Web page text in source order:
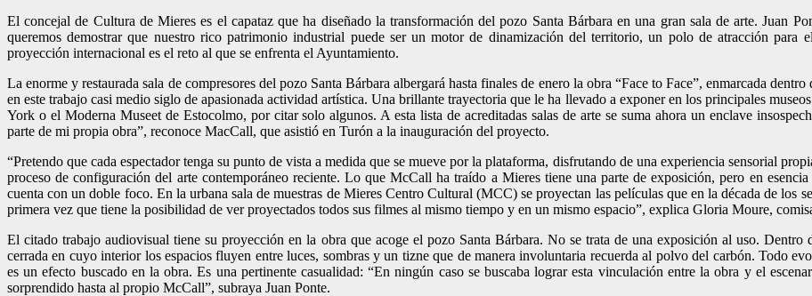
El concejal de Cultura de Mieres es el capataz que ha diseñado la transformación del pozo Santa Bárbara en una gran sala de arte. Juan
queremos demostrar que nuestro rico patrimonio industrial puede ser un motor de dinamización del territorio, un polo de atracción para
proyección internacional es el reto al que se enfrenta el Ayuntamiento.
La enorme y restaurada sala de compresores del pozo Santa Bárbara albergará hasta finales de enero la obra “Face to Face”, enmarcada
en este trabajo casi medio siglo de apasionada actividad artística. Una brillante trayectoria que le ha llevado a exponer en los principales
York o el Moderna Museet de Estocolmo, por citar solo algunos. A esta lista de acreditadas salas de arte se suma ahora un enclave
parte de mi propia obra”, reconoce MacCall, que asistió en Turón a la inauguración del proyecto.
“Pretendo que cada espectador tenga su punto de vista a medida que se mueve por la plataforma, disfrutando de una experiencia sensorial
proceso de configuración del arte contemporáneo reciente. Lo que McCall ha traído a Mieres tiene una parte de exposición, pero en
cuenta con un doble foco. En la urbana sala de muestras de Mieres Centro Cultural (MCC) se proyectan las películas que en la década de los
primera vez que tiene la posibilidad de ver proyectados todos sus filmes al mismo tiempo y en un mismo espacio”, explica Gloria Moure,
El citado trabajo audiovisual tiene su proyección en la obra que acoge el pozo Santa Bárbara. No se trata de una exposición al uso. Dentro
cerrada en cuyo interior los espacios fluyen entre luces, sombras y un tizne que de manera involuntaria recuerda al polvo del carbón. Todo
es un efecto buscado en la obra. Es una pertinente casualidad: “En ningún caso se buscaba lograr esta vinculación entre la obra y el
sorprendido hasta al propio McCall”, subraya Juan Ponte.